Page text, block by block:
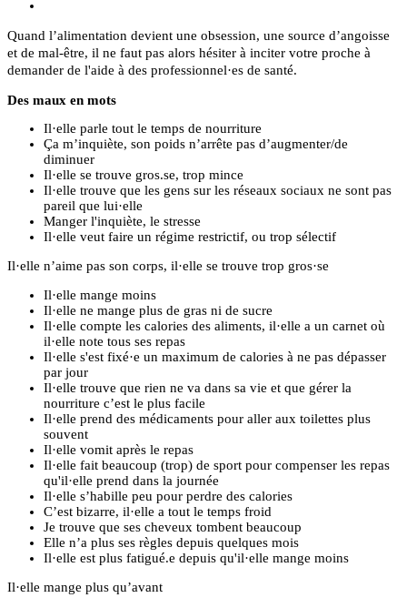
Quand l’alimentation devient une obsession, une source d’angoisse
et de mal-être, il ne faut pas alors hésiter à inciter votre proche à
demander de l'aide à des professionnel·es de santé.
Des maux en mots
Il·elle parle tout le temps de nourriture
Ça m’inquiète, son poids n’arrête pas d’augmenter/de
diminuer
Il·elle se trouve gros.se, trop mince
Il·elle trouve que les gens sur les réseaux sociaux ne sont pas
pareil que lui·elle
Manger l'inquiète, le stresse
Il·elle veut faire un régime restrictif, ou trop sélectif
Il·elle n’aime pas son corps, il·elle se trouve trop gros·se
Il·elle mange moins
Il·elle ne mange plus de gras ni de sucre
Il·elle compte les calories des aliments, il·elle a un carnet où
il·elle note tous ses repas
Il·elle s'est fixé·e un maximum de calories à ne pas dépasser
par jour
Il·elle trouve que rien ne va dans sa vie et que gérer la
nourriture c’est le plus facile
Il·elle prend des médicaments pour aller aux toilettes plus
souvent
Il·elle vomit après le repas
Il·elle fait beaucoup (trop) de sport pour compenser les repas
qu'il·elle prend dans la journée
Il·elle s’habille peu pour perdre des calories
C’est bizarre, il·elle a tout le temps froid
Je trouve que ses cheveux tombent beaucoup
Elle n’a plus ses règles depuis quelques mois
Il·elle est plus fatigué.e depuis qu'il·elle mange moins
Il·elle mange plus qu’avant